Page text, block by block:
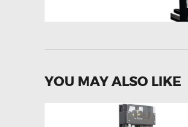
YOU MAY ALSO LIKE